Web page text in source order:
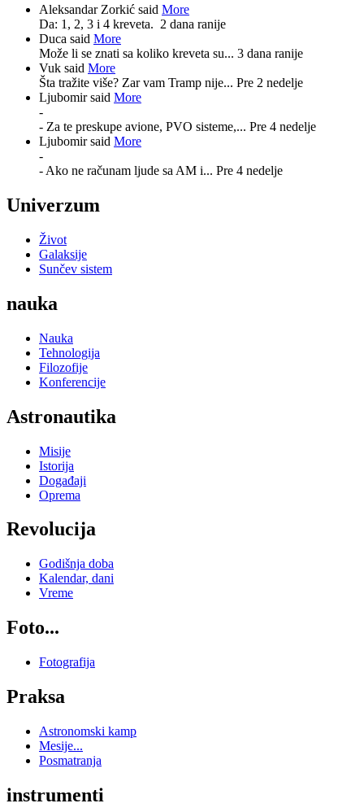
Aleksandar Zorkić said More
Da: 1, 2, 3 i 4 kreveta. 2 dana ranije
Duca said More
Može li se znati sa koliko kreveta su... 3 dana ranije
Vuk said More
Šta tražite više? Zar vam Tramp nije... Pre 2 nedelje
Ljubomir said More
-
- Za te preskupe avione, PVO sisteme,... Pre 4 nedelje
Ljubomir said More
-
- Ako ne računam ljude sa AM i... Pre 4 nedelje
Univerzum
Život
Galaksije
Sunčev sistem
nauka
Nauka
Tehnologija
Filozofije
Konferencije
Astronautika
Misije
Istorija
Događaji
Oprema
Revolucija
Godišnja doba
Kalendar, dani
Vreme
Foto...
Fotografija
Praksa
Astronomski kamp
Mesije...
Posmatranja
instrumenti